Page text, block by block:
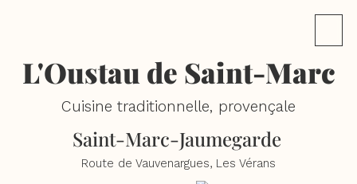
L'Oustau de Saint-Marc
Cuisine traditionnelle, provençale
Saint-Marc-Jaumegarde
Route de Vauvenargues, Les Vérans